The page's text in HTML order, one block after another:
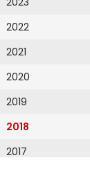
2022
2021
2020
2019
2018
2017